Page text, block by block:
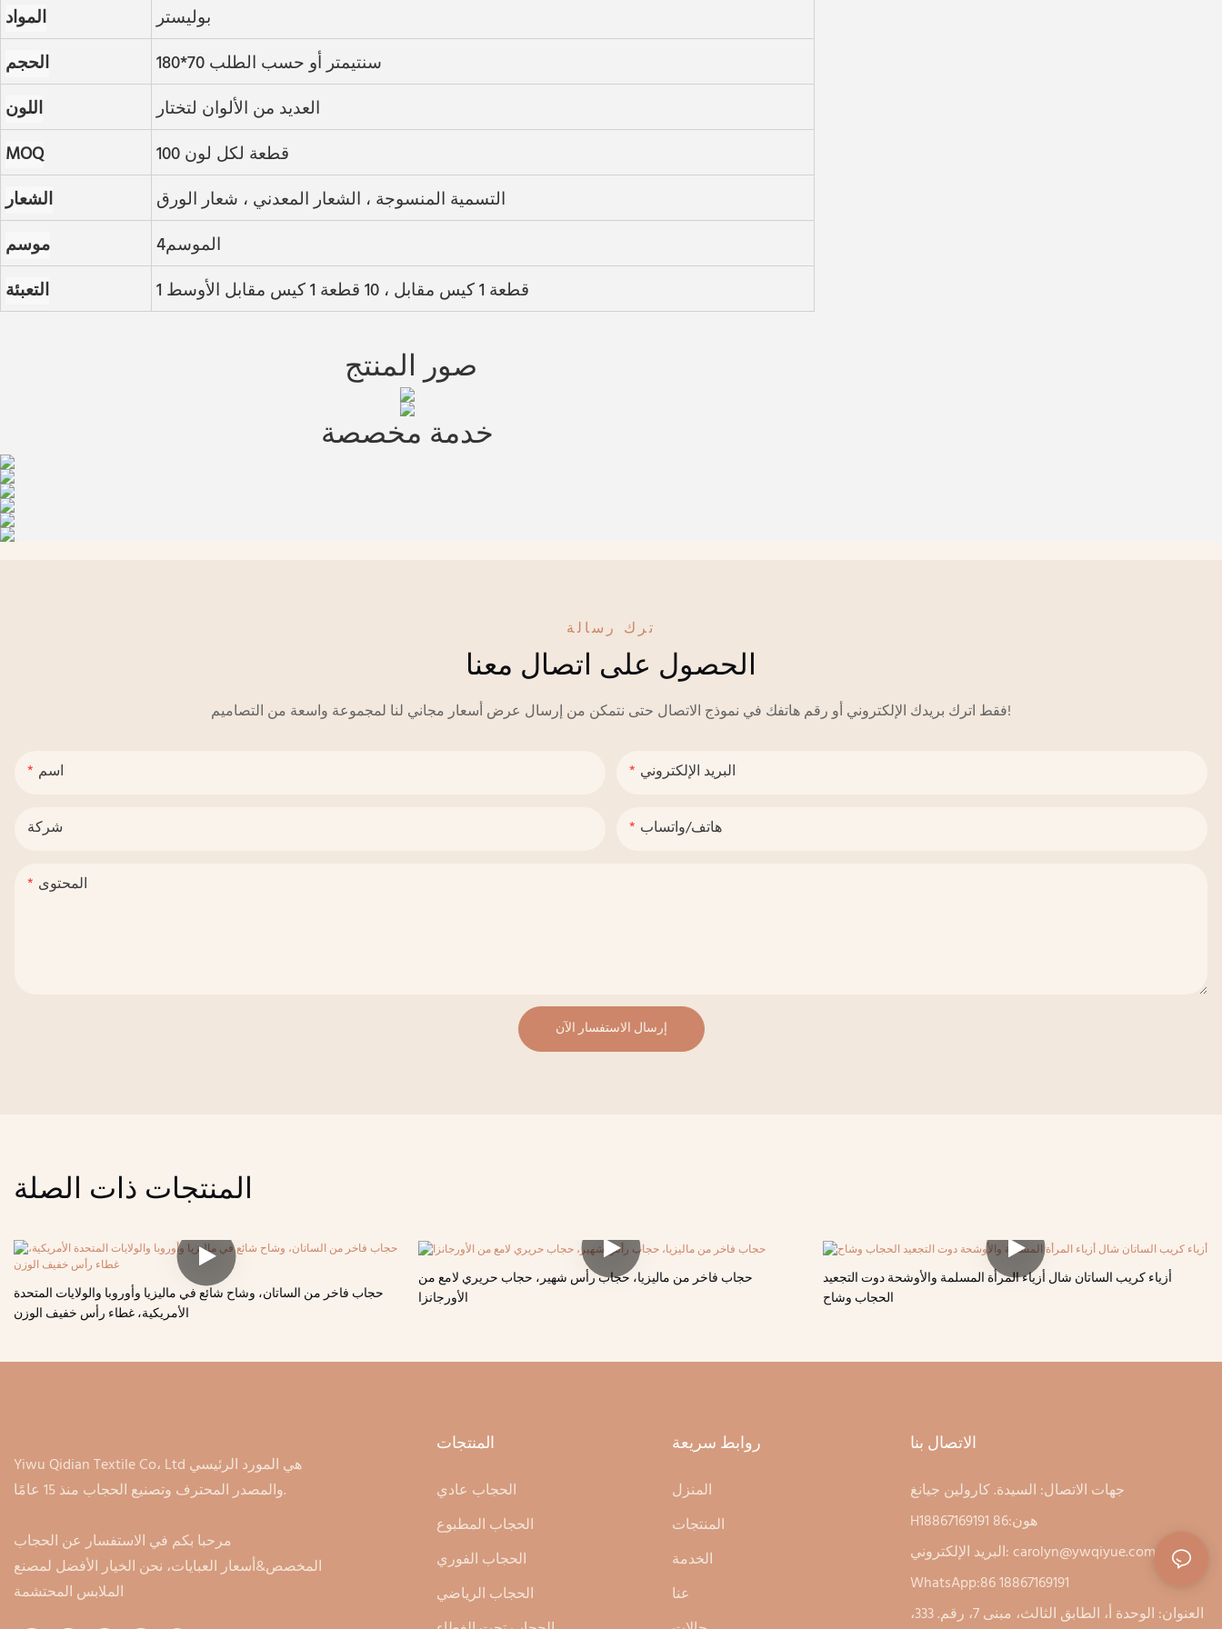
المواد
بوليستر
الحجم
180*70 سنتيمتر أو حسب الطلب
اللون
العديد من الألوان لتختار
MOQ
100 قطعة لكل لون
الشعار
التسمية المنسوجة ، الشعار المعدني ، شعار الورق
موسم
الموسم4
التعبئة
1 قطعة 1 كيس مقابل ، 10 قطعة 1 كيس مقابل الأوسط
صور المنتج
خدمة مخصصة
ترك رسالة
الحصول على اتصال معنا
فقط اترك بريدك الإلكتروني أو رقم هاتفك في نموذج الاتصال حتى نتمكن من إرسال عرض أسعار مجاني لنا لمجموعة واسعة من التصاميم!
اسم البريد الإلكتروني
شركة هاتف/واتساب
المحتوى
إرسال الاستفسار الآن
المنتجات ذات الصلة
حجاب فاخر من الساتان، وشاح شائع في ماليزيا وأوروبا والولايات المتحدة
الأمريكية، غطاء رأس خفيف الوزن
حجاب فاخر من ماليزيا، حجاب رأس شهير، حجاب حريري لامع من
الأورجانزا
أزياء كريب الساتان شال أزياء المرأة المسلمة والأوشحة دوت التجعيد
الحجاب وشاح
Yiwu Qidian Textile Co، Ltd هي المورد الرئيسي
والمصدر المحترف وتصنيع الحجاب منذ 15 عامًا.
مرحبا بكم في الاستفسار عن الحجاب
المخصص&أسعار العبايات، نحن الخيار الأفضل لمصنع
الملابس المحتشمة
المنتجات
الحجاب الفوري
روابط سريعة
المنزل
المنتجات
الخدمة
عنا
الاتصال بنا
جهات الاتصال: السيدة. كارولين جيانغ
Hهون:86 18867169191
البريد الإلكتروني:carolyn@ywqiyue.com
WhatsApp:86 18867169191
العنوان: الوحدة أ، الطابق الثالث، مبنى 7، رقم. 333،